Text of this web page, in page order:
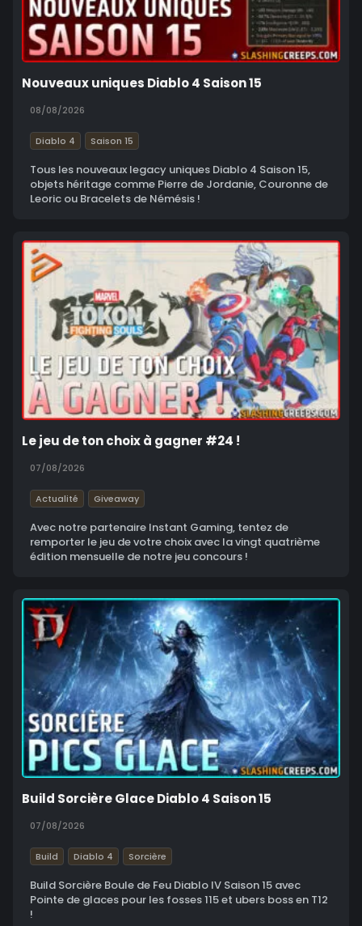
Nouveaux uniques Diablo 4 Saison 15
08/08/2026
Diablo 4 Saison 15
Tous les nouveaux legacy uniques Diablo 4 Saison 15,
objets héritage comme Pierre de Jordanie, Couronne de
Leoric ou Bracelets de Némésis !
Le jeu de ton choix à gagner #24 !
07/08/2026
Actualité Giveaway
Avec notre partenaire Instant Gaming, tentez de
remporter le jeu de votre choix avec la vingt quatrième
édition mensuelle de notre jeu concours !
Build Sorcière Glace Diablo 4 Saison 15
07/08/2026
Build Diablo 4 Sorcière
Build Sorcière Boule de Feu Diablo IV Saison 15 avec
Pointe de glaces pour les fosses 115 et ubers boss en T12
!